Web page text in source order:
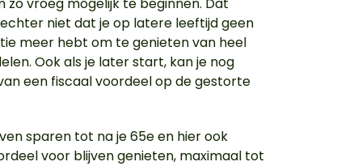
niet dat je op latere leeftijd geen
meer hebt om te genieten van heel
Ook als je later start, kan je nog
een fiscaal voordeel op de gestorte
sparen tot na je 65e en hier ook
voor blijven genieten, maximaal tot